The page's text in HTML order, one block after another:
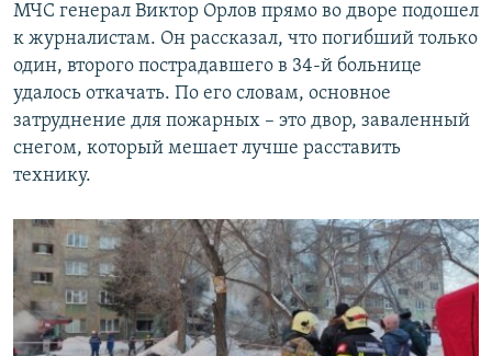
МЧС генерал Виктор Орлов прямо во дворе подошел
к журналистам. Он рассказал, что погибший только
один, второго пострадавшего в 34-й больнице
удалось откачать. По его словам, основное
затруднение для пожарных – это двор, заваленный
снегом, который мешает лучше расставить
технику.